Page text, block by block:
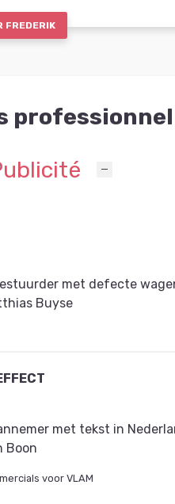
FREDERIK
met defecte
Buyse
met tekst in
Boon
voor VLAM